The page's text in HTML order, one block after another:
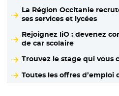
La Région Occitanie
ses services et lycées
Rejoignez liO : devenez
de car scolaire
Trouvez le stage qui vous
Toutes les offres d’emploi